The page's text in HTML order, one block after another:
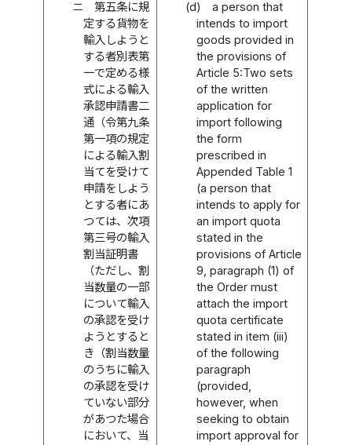
ニ
第五条に規
定する貨物を
輸入しようと
する者別表第
一で定める様
式による輸入
承認申請書二
通（令第九条
第一項の規定
による輸入割
当てを受けて
申請をしよう
とする者にあ
つては、次項
第三号の輸入
割当証明書
（ただし、割
当数量の一部
について輸入
の承認を受け
ようとすると
き（割当数量
のうちに輸入
の承認を受け
ていない部分
があつた場合
において、当
(d)
a person that
intends to import
goods provided in
the provisions of
Article 5:Two sets
of the written
application for
import following
the form
prescribed in
Appended Table 1
(a person that
intends to apply for
an import quota
stated in the
provisions of Article
9, paragraph (1) of
the Order must
attach the import
quota certificate
stated in item (iii)
of the following
paragraph
(provided,
however, when
seeking to obtain
import approval for